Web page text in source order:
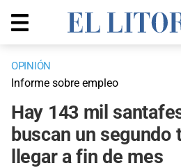
OPINIÓN
Informe sobre empleo
Hay 143 mil
buscan un segundo
llegar a fin de mes